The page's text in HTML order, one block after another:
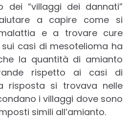
dei “villaggi dei dannati”
a capire come si
e a trovare cure
sui casi di mesotelioma ha
la quantità di amianto
rispetto ai casi di
risposta si trovava nelle
i villaggi dove sono
simili all’amianto.